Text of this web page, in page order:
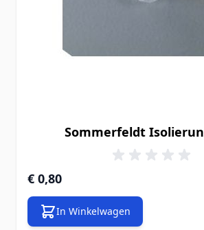
Sommerfeldt
€ 0,80
In Winkelwagen